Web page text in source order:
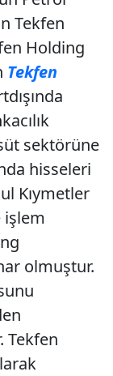
Tekfen
Holding
Tekfen
sektörüne
hisseleri
Kıymetler
işlem
olmuştur.
Tekfen